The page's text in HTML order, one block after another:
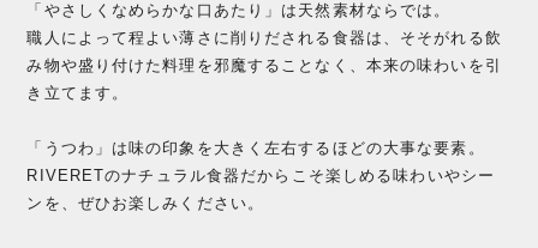
「やさしくなめらかな口あたり」は天然素材ならでは。
職人によって程よい薄さに削りだされる食器は、そそがれる飲
み物や盛り付けた料理を邪魔することなく、本来の味わいを引
き立てます。
「うつわ」は味の印象を大きく左右するほどの大事な要素。
RIVERETのナチュラル食器だからこそ楽しめる味わいやシー
ンを、ぜひお楽しみください。